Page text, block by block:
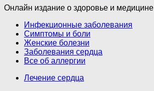
Онлайн издание о здоровье и медицине
Инфекционные заболевания
Симптомы и боли
Женские болезни
Заболевания сердца
Все об аллергии
Лечение сердца